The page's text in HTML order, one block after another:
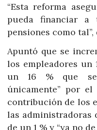
“Esta reforma
pueda financiar a
pensiones como tal”,
Apuntó que se
los empleadores un
un 16 % que
únicamente” por
contribución de los
las administradoras
de un 1 % y “ya no